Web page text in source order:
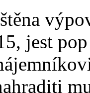
jest